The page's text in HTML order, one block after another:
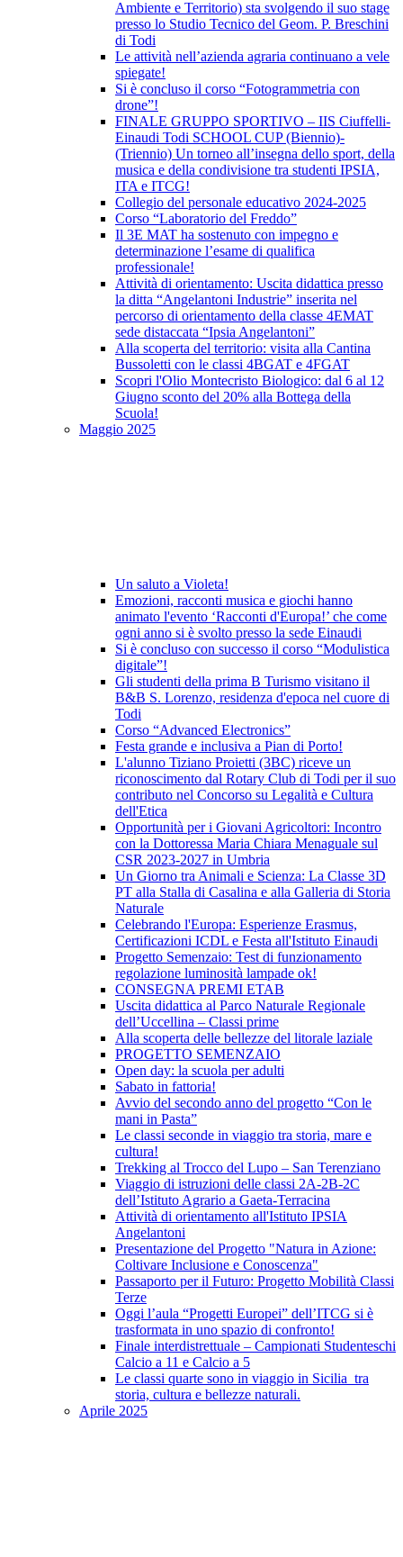
Ambiente e Territorio) sta svolgendo il suo stage
presso lo Studio Tecnico del Geom. P. Breschini
di Todi
Le attività nell’azienda agraria continuano a vele
spiegate!
Si è concluso il corso “Fotogrammetria con
drone”!
FINALE GRUPPO SPORTIVO – IIS Ciuffelli-
Einaudi Todi SCHOOL CUP (Biennio)-
(Triennio) Un torneo all’insegna dello sport, della
musica e della condivisione tra studenti IPSIA,
ITA e ITCG!
Collegio del personale educativo 2024-2025
Corso “Laboratorio del Freddo”
Il 3E MAT ha sostenuto con impegno e
determinazione l’esame di qualifica
professionale!
Attività di orientamento: Uscita didattica presso
la ditta “Angelantoni Industrie” inserita nel
percorso di orientamento della classe 4EMAT
sede distaccata “Ipsia Angelantoni”
Alla scoperta del territorio: visita alla Cantina
Bussoletti con le classi 4BGAT e 4FGAT
Scopri l'Olio Montecristo Biologico: dal 6 al 12
Giugno sconto del 20% alla Bottega della
Scuola!
Maggio 2025
Un saluto a Violeta!
Emozioni, racconti musica e giochi hanno
animato l'evento ‘Racconti d'Europa!’ che come
ogni anno si è svolto presso la sede Einaudi
Si è concluso con successo il corso “Modulistica
digitale”!
Gli studenti della prima B Turismo visitano il
B&B S. Lorenzo, residenza d'epoca nel cuore di
Todi
Corso “Advanced Electronics”
Festa grande e inclusiva a Pian di Porto!
L'alunno Tiziano Proietti (3BC) riceve un
riconoscimento dal Rotary Club di Todi per il suo
contributo nel Concorso su Legalità e Cultura
dell'Etica
Opportunità per i Giovani Agricoltori: Incontro
con la Dottoressa Maria Chiara Menaguale sul
CSR 2023-2027 in Umbria
Un Giorno tra Animali e Scienza: La Classe 3D
PT alla Stalla di Casalina e alla Galleria di Storia
Naturale
Celebrando l'Europa: Esperienze Erasmus,
Certificazioni ICDL e Festa all'Istituto Einaudi
Progetto Semenzaio: Test di funzionamento
regolazione luminosità lampade ok!
CONSEGNA PREMI ETAB
Uscita didattica al Parco Naturale Regionale
dell’Uccellina – Classi prime
Alla scoperta delle bellezze del litorale laziale
PROGETTO SEMENZAIO
Open day: la scuola per adulti
Sabato in fattoria!
Avvio del secondo anno del progetto “Con le
mani in Pasta”
Le classi seconde in viaggio tra storia, mare e
cultura!
Trekking al Trocco del Lupo – San Terenziano
Viaggio di istruzioni delle classi 2A-2B-2C
dell’Istituto Agrario a Gaeta-Terracina
Attività di orientamento all'Istituto IPSIA
Angelantoni
Presentazione del Progetto "Natura in Azione:
Coltivare Inclusione e Conoscenza"
Passaporto per il Futuro: Progetto Mobilità Classi
Terze
Oggi l’aula “Progetti Europei” dell’ITCG si è
trasformata in uno spazio di confronto!
Finale interdistrettuale – Campionati Studenteschi
Calcio a 11 e Calcio a 5
Le classi quarte sono in viaggio in Sicilia tra
storia, cultura e bellezze naturali.
Aprile 2025